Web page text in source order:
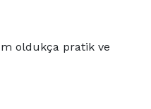
oldukça pratik ve